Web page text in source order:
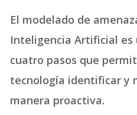
El modelado de
Inteligencia Artificial es
cuatro pasos que
tecnología identificar y
manera proactiva.